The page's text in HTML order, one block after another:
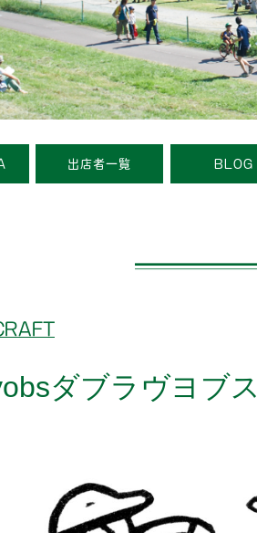
出店者一覧 BLOG
ダブラヴヨブス